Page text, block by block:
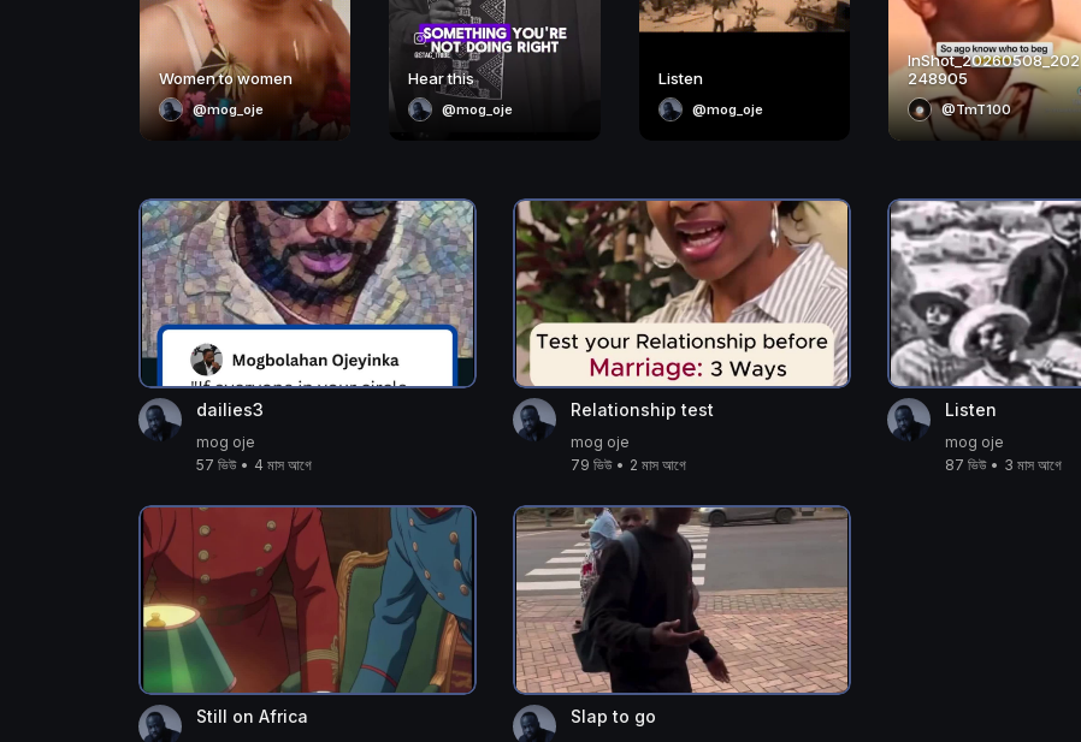
Women to women
@mog_oje
Hear this
@mog_oje
Listen
@mog_oje
InShot_20260508_202
248905
@TmT100
dailies3
mog oje
57 ভিউ • 4 মাস আগে
Relationship test
mog oje
79 ভিউ • 2 মাস আগে
Listen
mog oje
87 ভিউ • 3 মাস আগে
Still on Africa Slap to go